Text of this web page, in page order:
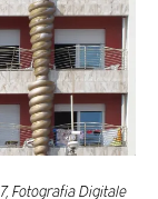
Fotografia Digitale